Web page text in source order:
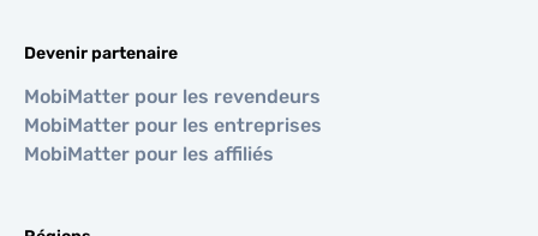
Devenir partenaire
MobiMatter pour les revendeurs
MobiMatter pour les entreprises
MobiMatter pour les affiliés